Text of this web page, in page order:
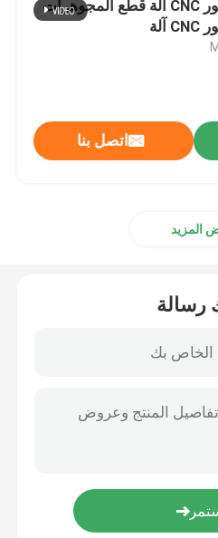
11 محور CNC آلة قطع المجوهرات
اتصل بنا
المزيد
رسالة